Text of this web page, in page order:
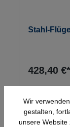
Stahl-
428,40 €*
Wir
gestalten,
unsere